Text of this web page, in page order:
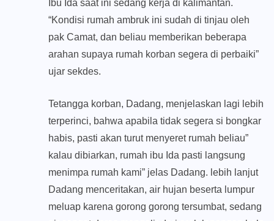
Ibu Ida saat ini sedang kerja di kalimantan.
“Kondisi rumah ambruk ini sudah di tinjau oleh
pak Camat, dan beliau memberikan beberapa
arahan supaya rumah korban segera di perbaiki”
ujar sekdes.
Tetangga korban, Dadang, menjelaskan lagi lebih
terperinci, bahwa apabila tidak segera si bongkar
habis, pasti akan turut menyeret rumah beliau”
kalau dibiarkan, rumah ibu Ida pasti langsung
menimpa rumah kami” jelas Dadang. lebih lanjut
Dadang menceritakan, air hujan beserta lumpur
meluap karena gorong gorong tersumbat, sedang